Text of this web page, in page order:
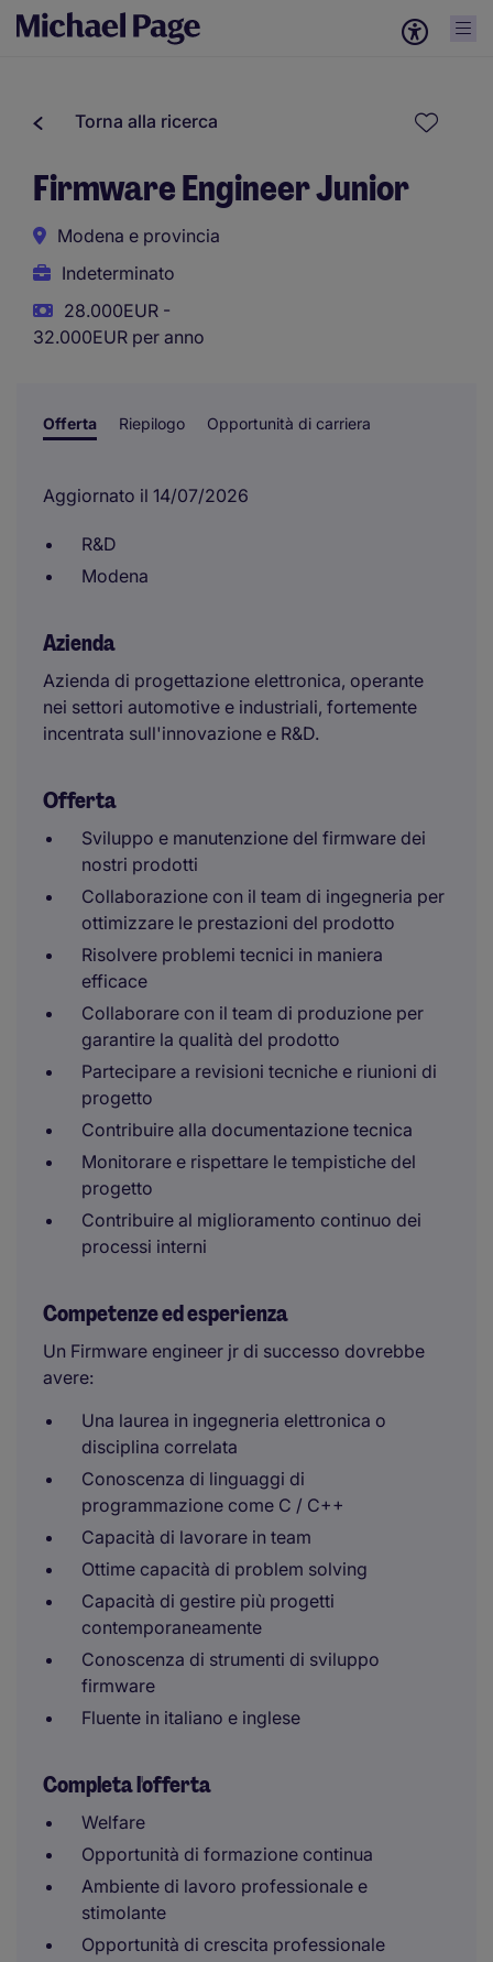
Torna alla ricerca
Firmware Engineer Junior
Modena e provincia
Indeterminato
28.000EUR -
32.000EUR per anno
Offerta Riepilogo Opportunità di carriera
Aggiornato il 14/07/2026
R&D
Modena
Azienda
Azienda di progettazione elettronica, operante
nei settori automotive e industriali, fortemente
incentrata sull'innovazione e R&D.
Offerta
Sviluppo e manutenzione del firmware dei
nostri prodotti
Collaborazione con il team di ingegneria per
ottimizzare le prestazioni del prodotto
Risolvere problemi tecnici in maniera
efficace
Collaborare con il team di produzione per
garantire la qualità del prodotto
Partecipare a revisioni tecniche e riunioni di
progetto
Contribuire alla documentazione tecnica
Monitorare e rispettare le tempistiche del
progetto
Contribuire al miglioramento continuo dei
processi interni
Competenze ed esperienza
Un Firmware engineer jr di successo dovrebbe
avere:
Una laurea in ingegneria elettronica o
disciplina correlata
Conoscenza di linguaggi di
programmazione come C / C++
Capacità di lavorare in team
Ottime capacità di problem solving
Capacità di gestire più progetti
contemporaneamente
Conoscenza di strumenti di sviluppo
firmware
Fluente in italiano e inglese
Completa l'offerta
Welfare
Opportunità di formazione continua
Ambiente di lavoro professionale e
stimolante
Opportunità di crescita professionale